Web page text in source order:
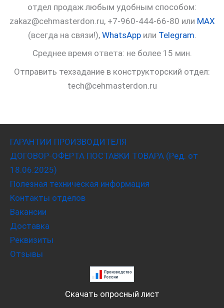
отдел продаж любым удобным способом:
zakaz@cehmasterdon.ru, +7-960-444-66-80 или MAX
(всегда на связи!), WhatsAppили Telegram
Среднее время ответа: не более 15 мин.
Отправить техзадание в конструкторский отдел:
tech@cehmasterdon.ru
ГАРАНТИИ ПРОИЗВОДИТЕЛЯ
ДОГОВОР-ОФЕРТА ПОСТАВКИ ТОВАРА (Ред. от
18.06.2025)
Полезная техническая информация
Контакты отделов
Вакансии
Доставка
Реквизиты
Отзывы
Скачать опросный лист